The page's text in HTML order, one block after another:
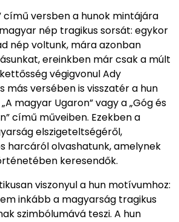
című versben a hunok mintájára
nép tragikus sorsát: egykor
nép voltunk, mára azonban
ereinkben már csak a múlt
végigvonul Ady
más versében is visszatér a hun
magyar Ugaron” vagy a „Góg és
című műveiben. Ezekben a
elszigeteltségéről,
harcáról olvashatunk, amelynek
keresendők.
viszonyul a hun motívumhoz:
inkább a magyarság tragikus
szimbólumává teszi. A hun